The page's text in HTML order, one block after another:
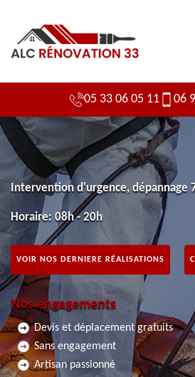
05 33 06 05 11 06
Intervention d'urgence, dépannage
Horaire: 08h - 20h
VOIR NOS DERNIERE RÉALISATIONS
Nos engagements
Devis et déplacement gratuits
Sans engagement
Artisan passionné